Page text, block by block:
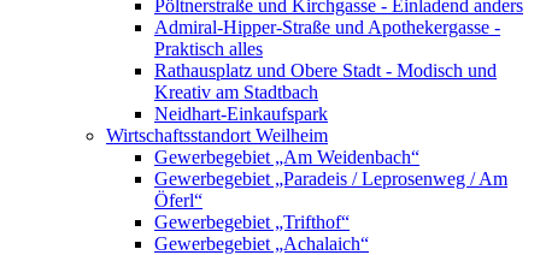
Pöltnerstraße und Kirchgasse - Einladend anders
Admiral-Hipper-Straße und Apothekergasse -
Praktisch alles
Rathausplatz und Obere Stadt - Modisch und
Kreativ am Stadtbach
Neidhart-Einkaufspark
Wirtschaftsstandort Weilheim
Gewerbegebiet „Am Weidenbach“
Gewerbegebiet „Paradeis / Leprosenweg / Am
Öferl“
Gewerbegebiet „Trifthof“
Gewerbegebiet „Achalaich“